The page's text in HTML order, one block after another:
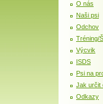
O nás
Naši psi
Odchov
Tréning/
Výcvik
ISDS
Psi na
Jak určit
Odkazy